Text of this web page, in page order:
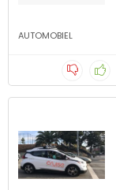
AUTOMOBIEL